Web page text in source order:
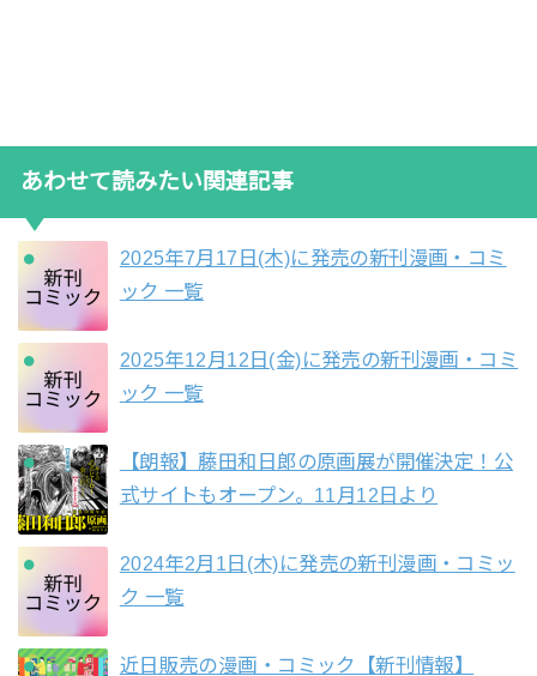
あわせて読みたい関連記事
2025年7月17日(木)に発売の新刊漫画・コミ
ック 一覧
2025年12月12日(金)に発売の新刊漫画・コミ
ック 一覧
【朗報】藤田和日郎の原画展が開催決定！公
式サイトもオープン。11月12日より
2024年2月1日(木)に発売の新刊漫画・コミッ
ク 一覧
近日販売の漫画・コミック【新刊情報】